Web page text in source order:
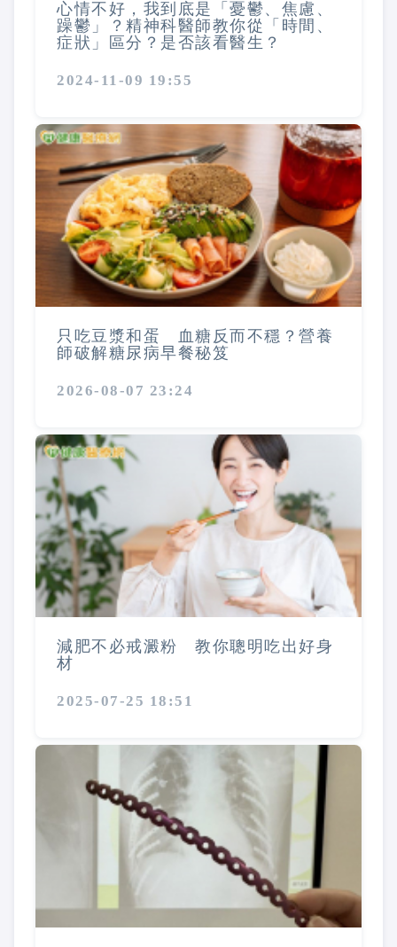
心情不好，我到底是「憂鬱、焦慮、
躁鬱」？精神科醫師教你從「時間、
症狀」區分？是否該看醫生？
2024-11-09 19:55
只吃豆漿和蛋 血糖反而不穩？營養
師破解糖尿病早餐秘笈
2026-08-07 23:24
減肥不必戒澱粉 教你聰明吃出好身
材
2025-07-25 18:51